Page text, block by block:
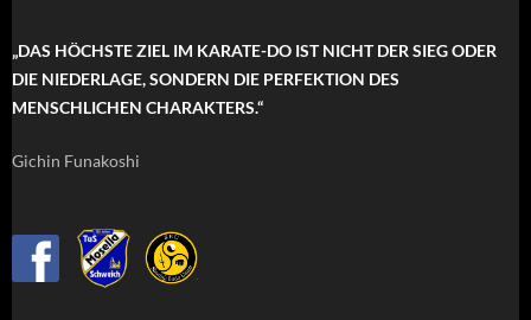
„DAS HÖCHSTE ZIEL IM KARATE-DO IST NICHT DER SIEG ODER
DIE NIEDERLAGE, SONDERN DIE PERFEKTION DES
MENSCHLICHEN CHARAKTERS.“
Gichin Funakoshi